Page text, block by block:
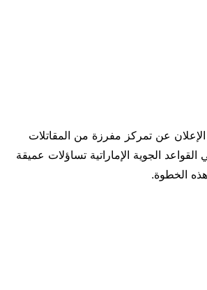
عن تمركز مفرزة من المقاتلات
الجوية الإماراتية تساؤلات عميقة
الخطوة.